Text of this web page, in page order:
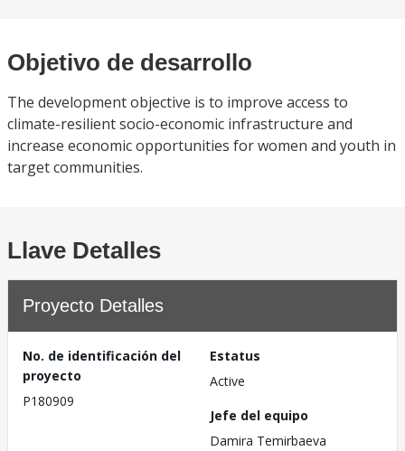
Objetivo de desarrollo
The development objective is to improve access to
climate-resilient socio-economic infrastructure and
increase economic opportunities for women and youth in
target communities.
Llave Detalles
Proyecto Detalles
No. de identificación del
proyecto
P180909
Estatus
Active
Jefe del equipo
Damira Temirbaeva